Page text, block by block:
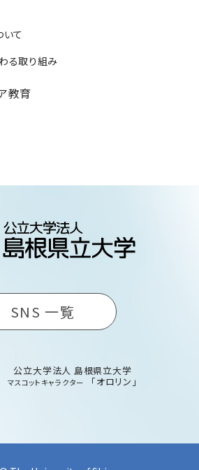
て
る取り組み
教育
SNS 一覧
公立大学法人 島根県立大学
マスコットキャラクター 「オロリン」